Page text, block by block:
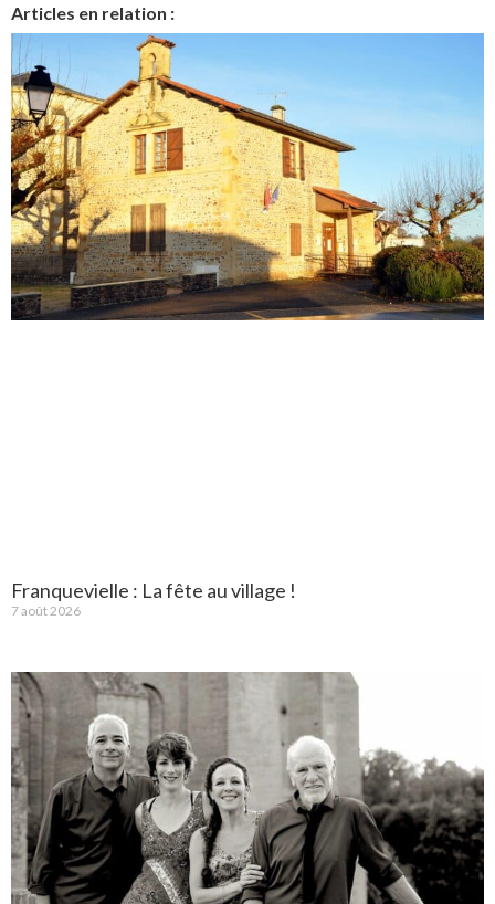
Articles en relation :
Franquevielle : La fête au village !
7 août 2026